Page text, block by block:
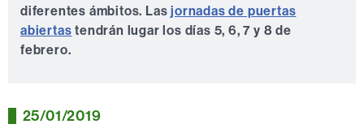
diferentes ámbitos. Lasjornadas de puertas
abiertas tendrán lugar los días 5, 6, 7 y 8 de
febrero.
25/01/2019